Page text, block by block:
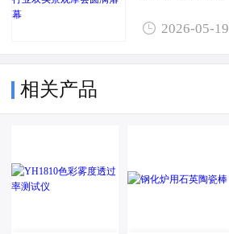
 2026-05-19
相关产品